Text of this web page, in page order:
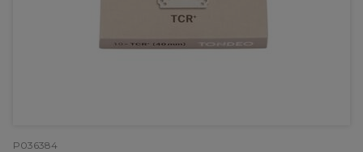
P036384